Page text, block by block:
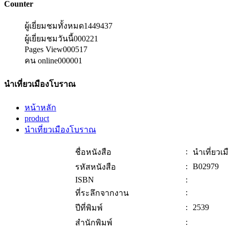
Counter
ผู้เยี่ยมชมทั้งหมด1449437
ผู้เยี่ยมชมวันนี้000221
Pages View000517
คน online000001
นำเที่ยวเมืองโบราณ
หน้าหลัก
product
นำเที่ยวเมืองโบราณ
ชื่อหนังสือ :
นำเที่ยวเ
รหัสหนังสือ
:
B02979
ISBN
:
ที่ระลึกจากงาน
:
ปีที่พิมพ์
:
2539
สำนักพิมพ์
: